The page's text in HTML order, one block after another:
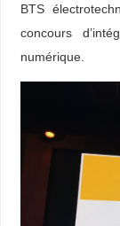
BTS
concours
numérique.